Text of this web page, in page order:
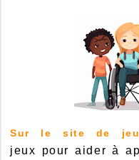
Sur le site de
jeux pour aider à